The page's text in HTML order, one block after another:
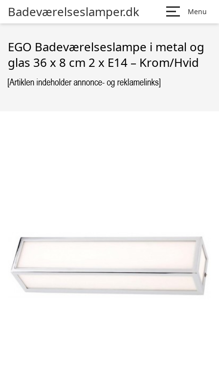
Badeværelseslamper.dk Menu
EGO Badeværelseslampe i metal og
glas 36 x 8 cm 2 x E14 – Krom/Hvid